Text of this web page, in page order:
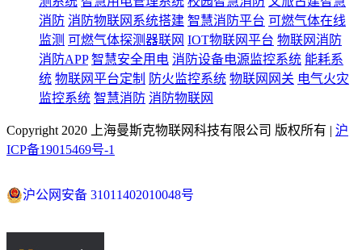
消防 消防物联网系统搭建 智慧消防平台 可燃气体在线
监测 可燃气体探测器联网 IOT物联网平台 物联网消防
消防APP 智慧安全用电 消防设备电源监控系统 能耗系
统 物联网平台定制 防火监控系统 物联网网关 电气火灾
监控系统 智慧消防 消防物联网
Copyright 2020 上海曼斯克物联网科技有限公司 版权所有 | 沪
ICP备19015469号-1
沪公网安备 31011402010048号